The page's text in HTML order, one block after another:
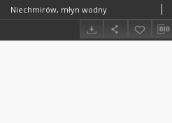
Niechmirów, młyn wodny